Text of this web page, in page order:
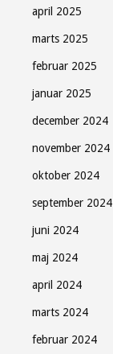
april 2025
marts 2025
februar 2025
januar 2025
december 2024
november 2024
oktober 2024
september 2024
juni 2024
maj 2024
april 2024
marts 2024
februar 2024